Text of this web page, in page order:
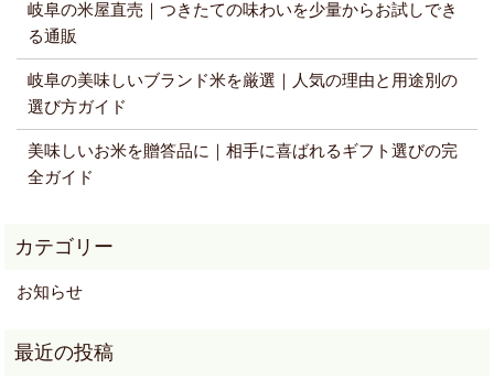
岐阜の米屋直売｜つきたての味わいを少量からお試しでき
る通販
岐阜の美味しいブランド米を厳選｜人気の理由と用途別の
選び方ガイド
美味しいお米を贈答品に｜相手に喜ばれるギフト選びの完
全ガイド
お知らせ